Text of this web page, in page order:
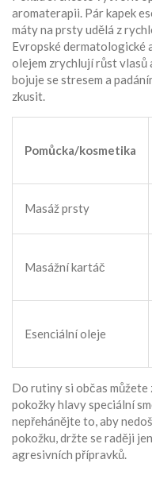
aromaterapii. Pár kapek
máty na prsty udělá z
Evropské dermatologické
olejem zrychlují růst vlasů
bojuje se stresem a
zkusit.
Pomůcka/kosmetika
Masáž prsty
Masážní kartáč
Esenciální oleje
Do rutiny si občas můžete
pokožky hlavy speciální
nepřehánějte to, aby
pokožku, držte se raději jen
agresivních přípravků.